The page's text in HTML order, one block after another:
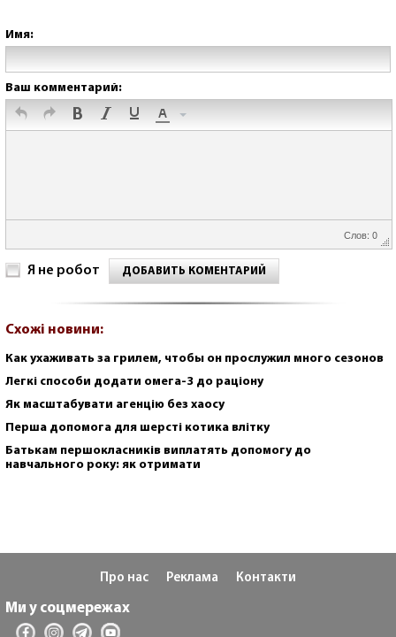
Имя:
Ваш комментарий:
Слов: 0
Я не робот ДОБАВИТЬ КОМЕНТАРИЙ
Схожі новини:
Как ухаживать за грилем, чтобы он прослужил много сезонов
Легкі способи додати омега-3 до раціону
Як масштабувати агенцію без хаосу
Перша допомога для шерсті котика влітку
Батькам першокласників виплатять допомогу до
навчального року: як отримати
Про нас Реклама Контакти
Ми у соцмережах